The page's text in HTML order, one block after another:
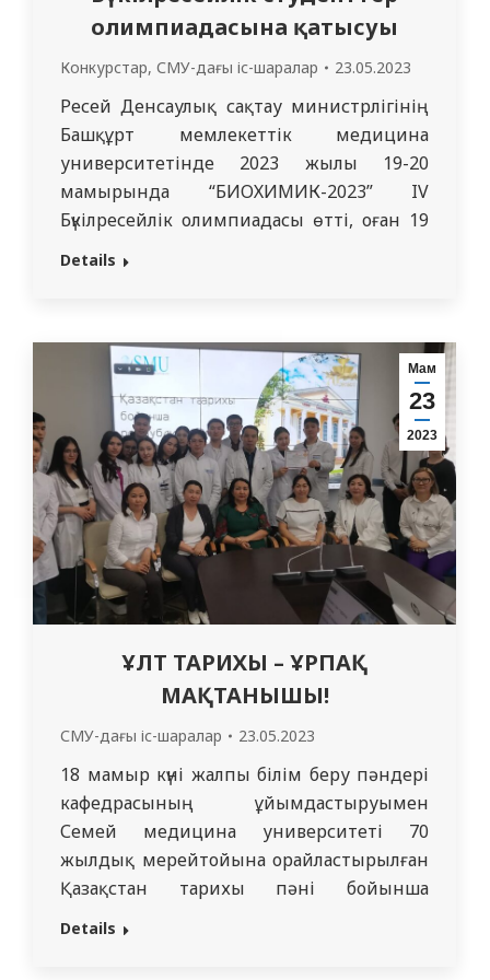
олимпиадасына қатысуы
Конкурстар, СМУ-дағы іс-шаралар 23.05.2023
Ресей Денсаулық сақтау министрлігінің
Башқұрт мемлекеттік медицина
университетінде 2023 жылы 19-20
мамырында “БИОХИМИК-2023” IV
Бүкілресейлік олимпиадасы өтті, оған 19
мамырда онлайн форматта профессор С.
“Стоматология” 205 тобынан, Калелова
Малика ЖМ 2216 тобынан, Жұмабеков
Айдос ЖМ 2221 тобынан қатысты. Жалпы
алғанда Ресейдің, Қырғыз…
Details
Мам
23
2023
ҰЛТ ТАРИХЫ – ҰРПАҚ
МАҚТАНЫШЫ!
СМУ-дағы іс-шаралар 23.05.2023
18 мамыр күні жалпы білім беру пәндері
кафедрасының ұйымдастыруымен
Семей медицина университеті 70
жылдық мерейтойына орайластырылған
Қазақстан тарихы пәні бойынша
республикалық студенттердің пәндік
Details